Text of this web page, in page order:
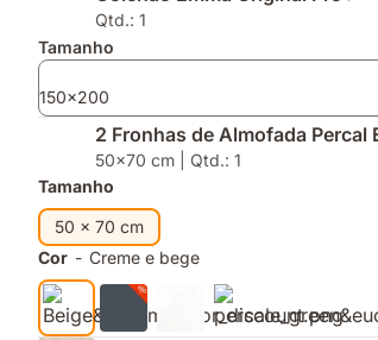
máxima
graças
á
tecnologia
Thermosync™
inovadora
tecnologia
AirGrid®
Fronhas
de
Almofada
Percal
Qtd.: 1
Tamanho
150x200
2 Fronhas de Almofada Percal
50x70 cm | Qtd.: 1
Tamanho
50 x 70 cm
Cor - Creme e bege